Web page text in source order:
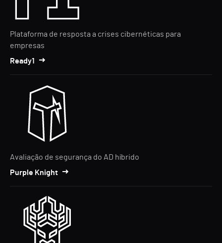
Plataforma de resposta a crises cibernéticas para
empresas
Ready1
Avaliação de segurança do AD híbrido
Purple Knight